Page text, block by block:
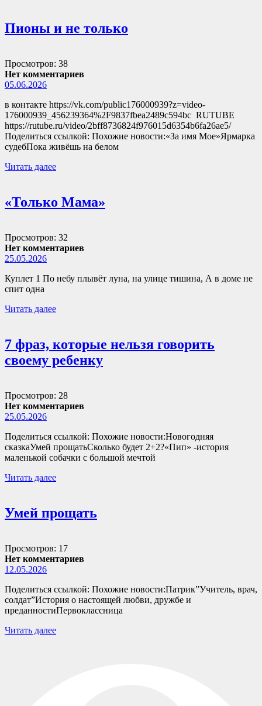
Пионы и не только
Просмотров: 38
Нет комментариев
05.06.2026
в контакте https://vk.com/public176000939?z=video-
176000939_456239364%2F9837fbea2489c594bc RUTUBE
https://rutube.ru/video/2bff8736824f976015d6354b6fa26ae5/
Поделиться ссылкой: Похожие новости:«За имя Мое»Ярмарка
судебПока живёшь на белом
Читать далее
«Только Мама»
Просмотров: 32
Нет комментариев
25.05.2026
Куплет 1 По небу плывёт луна, на улице тишина, А в доме не
спит одна
Читать далее
7 фраз, которые нельзя говорить
своему ребенку
Просмотров: 28
Нет комментариев
25.05.2026
Поделиться ссылкой: Похожие новости:Новогодняя
сказкаУмей прощатьСколько будет 2+2?«Пип» -история
маленькой собачки с большой мечтой
Читать далее
Умей прощать
Просмотров: 17
Нет комментариев
12.05.2026
Поделиться ссылкой: Похожие новости:Патрик”Учитель, врач,
солдат”История о настоящей любви, дружбе и
преданностиПервоклассница
Читать далее